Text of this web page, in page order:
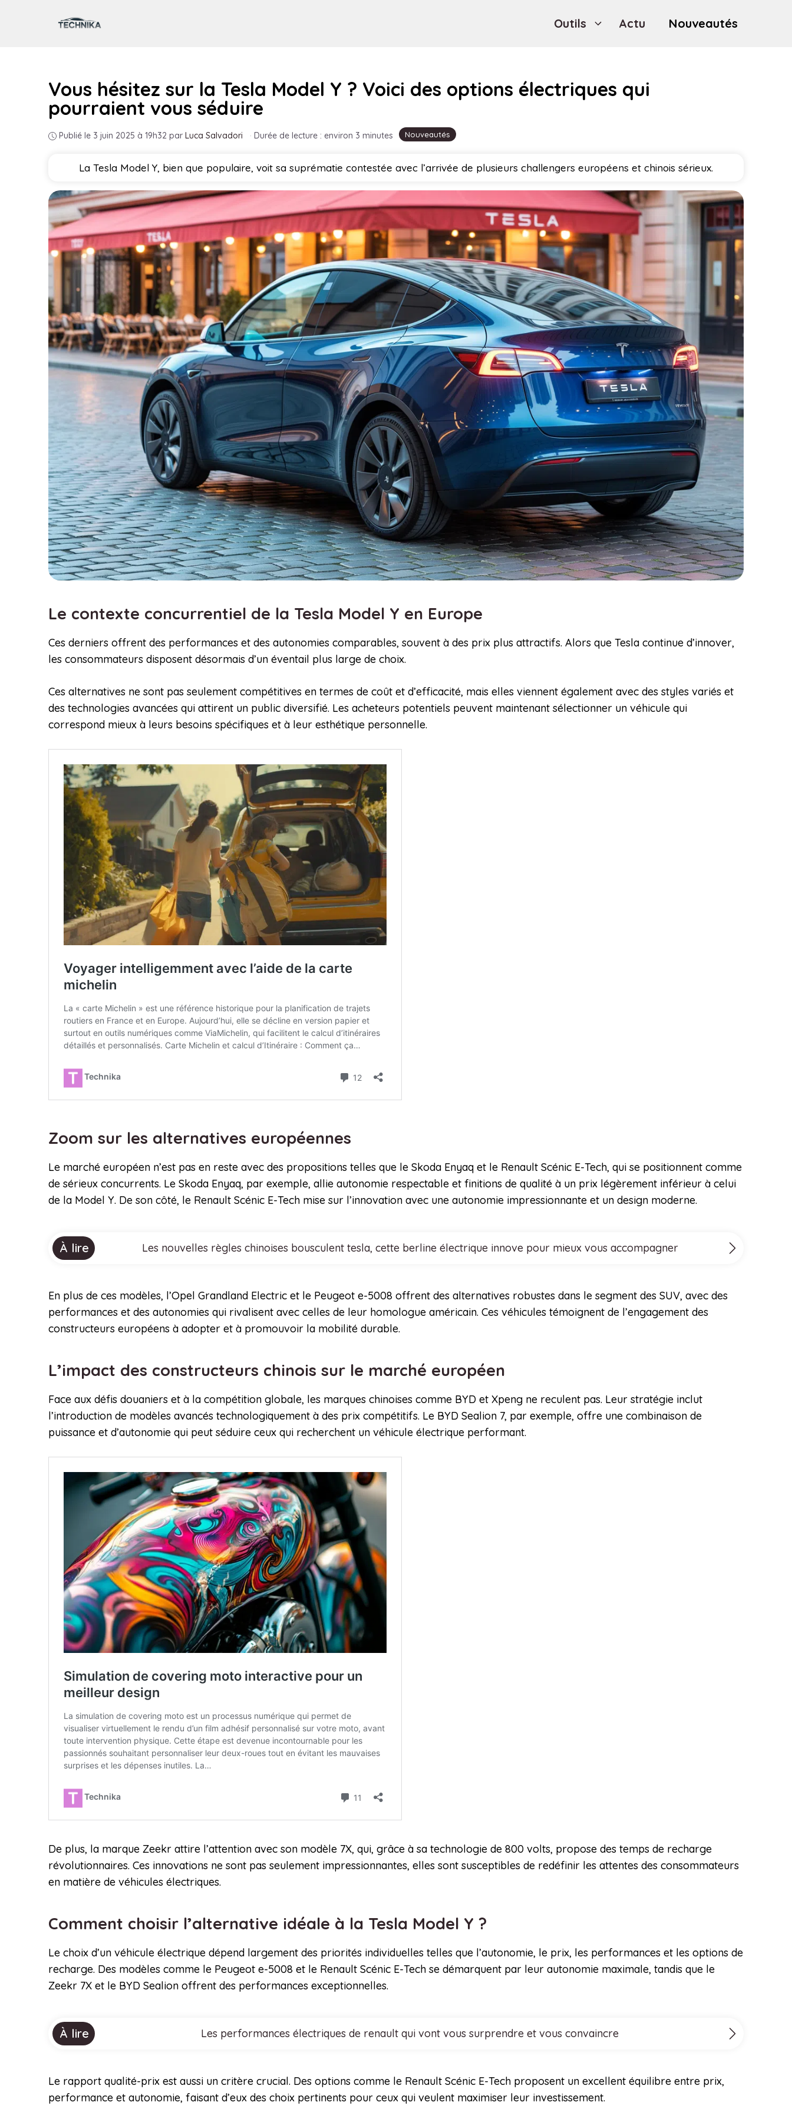
Outils Actu Nouveautés
Nouveautés
Vous hésitez sur la Tesla Model Y ? Voici des options électriques qui
pourraient vous séduire
Publié le 3 juin 2025 à 19h32 par Luca Salvadori · Durée de lecture : environ 3 minutes
La Tesla Model Y, bien que populaire, voit sa suprématie contestée avec l’arrivée de plusieurs challengers européens et chinois sérieux.
Le contexte concurrentiel de la Tesla Model Y en Europe
Ces derniers offrent des performances et des autonomies comparables, souvent à des prix plus attractifs. Alors que Tesla continue d’innover,
les consommateurs disposent désormais d’un éventail plus large de choix.
Ces alternatives ne sont pas seulement compétitives en termes de coût et d’efficacité, mais elles viennent également avec des styles variés et
des technologies avancées qui attirent un public diversifié. Les acheteurs potentiels peuvent maintenant sélectionner un véhicule qui
correspond mieux à leurs besoins spécifiques et à leur esthétique personnelle.
Zoom sur les alternatives européennes
Le marché européen n’est pas en reste avec des propositions telles que le Skoda Enyaq et le Renault Scénic E-Tech, qui se positionnent comme
de sérieux concurrents. Le Skoda Enyaq, par exemple, allie autonomie respectable et finitions de qualité à un prix légèrement inférieur à celui
de la Model Y. De son côté, le Renault Scénic E-Tech mise sur l’innovation avec une autonomie impressionnante et un design moderne.
À lire Les nouvelles règles chinoises bousculent tesla, cette berline électrique innove pour mieux vous accompagner
En plus de ces modèles, l’Opel Grandland Electric et le Peugeot e-5008 offrent des alternatives robustes dans le segment des SUV, avec des
performances et des autonomies qui rivalisent avec celles de leur homologue américain. Ces véhicules témoignent de l’engagement des
constructeurs européens à adopter et à promouvoir la mobilité durable.
L’impact des constructeurs chinois sur le marché européen
Face aux défis douaniers et à la compétition globale, les marques chinoises comme BYD et Xpeng ne reculent pas. Leur stratégie inclut
l’introduction de modèles avancés technologiquement à des prix compétitifs. Le BYD Sealion 7, par exemple, offre une combinaison de
puissance et d’autonomie qui peut séduire ceux qui recherchent un véhicule électrique performant.
De plus, la marque Zeekr attire l’attention avec son modèle 7X, qui, grâce à sa technologie de 800 volts, propose des temps de recharge
révolutionnaires. Ces innovations ne sont pas seulement impressionnantes, elles sont susceptibles de redéfinir les attentes des consommateurs
en matière de véhicules électriques.
Comment choisir l’alternative idéale à la Tesla Model Y ?
Le choix d’un véhicule électrique dépend largement des priorités individuelles telles que l’autonomie, le prix, les performances et les options de
recharge. Des modèles comme le Peugeot e-5008 et le Renault Scénic E-Tech se démarquent par leur autonomie maximale, tandis que le
Zeekr 7X et le BYD Sealion offrent des performances exceptionnelles.
À lire Les performances électriques de renault qui vont vous surprendre et vous convaincre
Le rapport qualité-prix est aussi un critère crucial. Des options comme le Renault Scénic E-Tech proposent un excellent équilibre entre prix,
performance et autonomie, faisant d’eux des choix pertinents pour ceux qui veulent maximiser leur investissement.